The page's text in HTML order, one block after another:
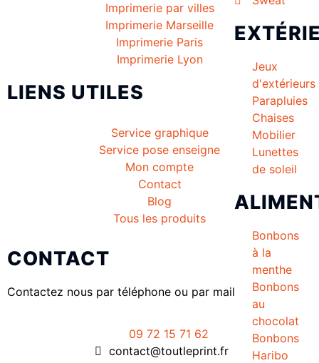
Jeux
d'extérieurs
Parapluies
Chaises
Mobilier
Lunettes
de soleil
Bonbons
à la
menthe
Bonbons
au
chocolat
Bonbons
Haribo
Imprimerie par villes
Imprimerie Marseille
Imprimerie Paris
Imprimerie Lyon
LIENS UTILES
Service graphique
Service pose enseigne
Mon compte
Contact
Blog
Tous les produits
CONTACT
Contactez nous par téléphone ou par mail
09 72 15 71 62
contact@toutleprint.fr